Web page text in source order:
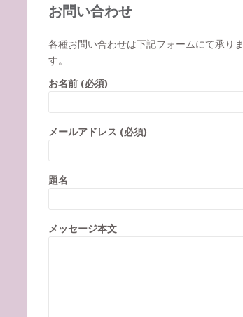
お問い合わせ
各種お問い合わせは下記フォームにて承りま
す。
お名前 (必須)
メールアドレス (必須)
題名
メッセージ本文